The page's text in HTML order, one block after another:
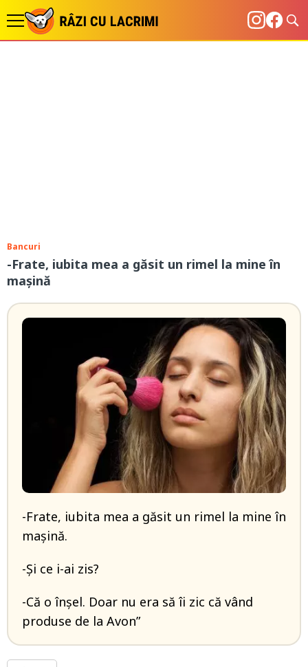
Bancuri
-Frate, iubita mea a găsit un rimel la mine în
mașină
-Frate, iubita mea a găsit un rimel la mine în
mașină.
-Și ce i-ai zis?
-Că o înșel. Doar nu era să îi zic că vând
produse de la Avon”